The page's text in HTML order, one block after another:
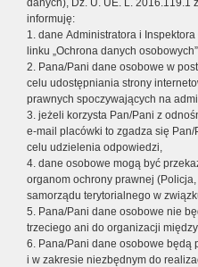
danych), Dz. U. UE. L. 2016.119.1
informuję:
1. dane Administratora i
linku „Ochrona danych
2. Pana/Pani dane osobowe w
celu udostępniania strony
prawnych spoczywających na
3. jeżeli korzysta Pan/Pani z
e-mail placówki to zgadza się
celu udzielenia odpowiedzi,
4. dane osobowe mogą być
organom ochrony prawnej
samorządu terytorialnego w
5. Pana/Pani dane osobowe nie
trzeciego ani do organizacji
6. Pana/Pani dane osobowe będą
i w zakresie niezbędnym do